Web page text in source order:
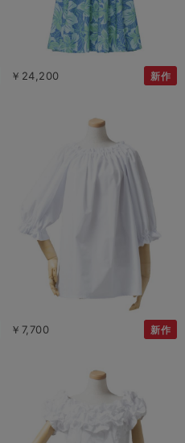
￥24,200 新作
￥7,700 新作